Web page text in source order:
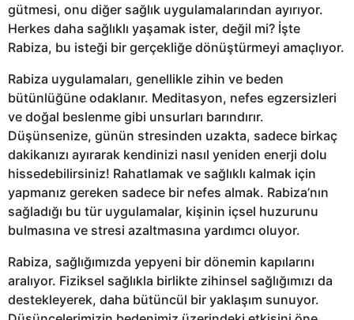
gütmesi, onu diğer sağlık uygulamalarından ayırıyor.
Herkes daha sağlıklı yaşamak ister, değil mi? İşte
Rabiza, bu isteği bir gerçekliğe dönüştürmeyi amaçlıyor.
Rabiza uygulamaları, genellikle zihin ve beden
bütünlüğüne odaklanır. Meditasyon, nefes egzersizleri
ve doğal beslenme gibi unsurları barındırır.
Düşünsenize, günün stresinden uzakta, sadece birkaç
dakikanızı ayırarak kendinizi nasıl yeniden enerji dolu
hissedebilirsiniz! Rahatlamak ve sağlıklı kalmak için
yapmanız gereken sadece bir nefes almak. Rabiza’nın
sağladığı bu tür uygulamalar, kişinin içsel huzurunu
bulmasına ve stresi azaltmasına yardımcı oluyor.
Rabiza, sağlığımızda yepyeni bir dönemin kapılarını
aralıyor. Fiziksel sağlıkla birlikte zihinsel sağlığımızı da
destekleyerek, daha bütüncül bir yaklaşım sunuyor.